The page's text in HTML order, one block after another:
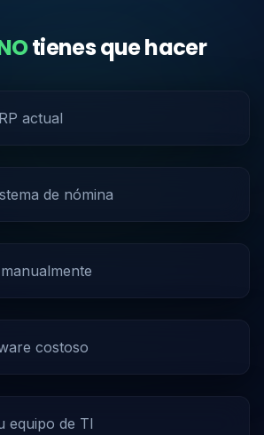
tienes que hacer
actual
de nómina
costoso
equipo de TI